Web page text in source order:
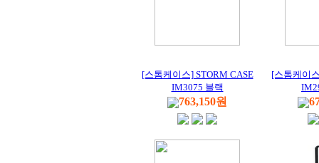
[스톰케이스] STORM CASE
IM3075 블랙
763,150원
[스톰케이